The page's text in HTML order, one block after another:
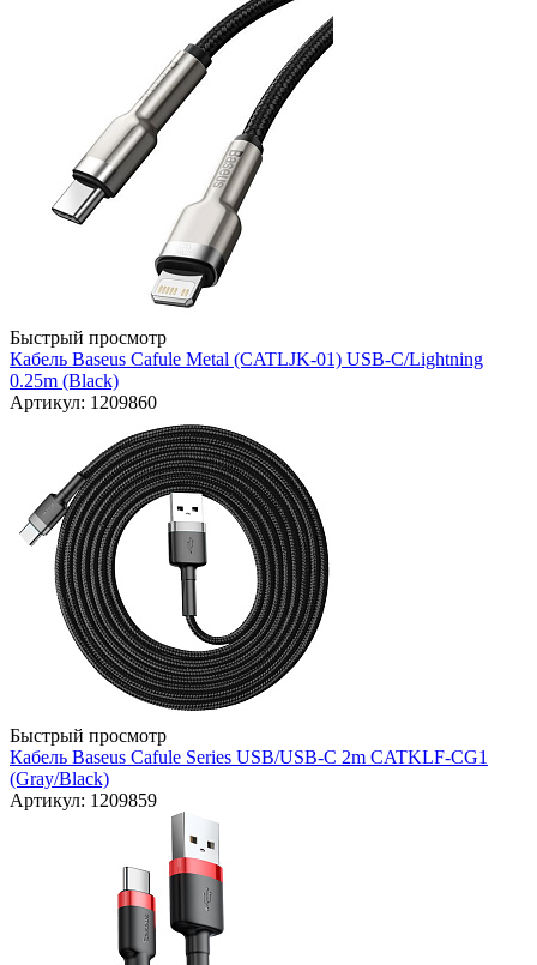
Быстрый просмотр
Кабель Baseus Cafule Metal (CATLJK-01) USB-C/Lightning
0.25m (Black)
Артикул: 1209860
Быстрый просмотр
Кабель Baseus Cafule Series USB/USB-C 2m CATKLF-CG1
(Gray/Black)
Артикул: 1209859